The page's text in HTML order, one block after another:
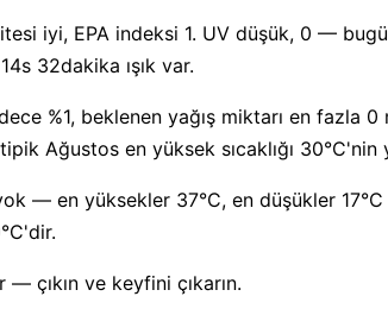
iyi, EPA indeksi 1. UV düşük, 0 —
32dakika ışık var.
%1, beklenen yağış miktarı en fazla 0
Ağustos en yüksek sıcaklığı 30°C'nin
— en yüksekler 37°C, en düşükler 17°C
çıkın ve keyfini çıkarın.